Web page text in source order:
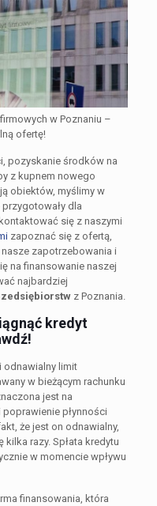
w Poznaniu –
ofertę!
pozyskanie środków na
z kupnem nowego
obiektów, myślimy w
dla
się z naszymi
zapoznać się z ofertą,
zapotrzebowania i
na finansowanie naszej
najbardziej
z Poznania.
kredyt
odnawialny limit
w bieżącym rachunku
jest na
płynności
że jest on odnawialny,
razy. Spłata kredytu
w momencie wpływu
finansowania, która